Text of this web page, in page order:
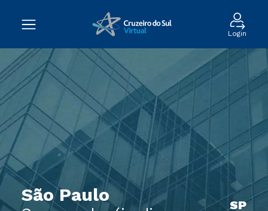
Login
São Paulo
SP